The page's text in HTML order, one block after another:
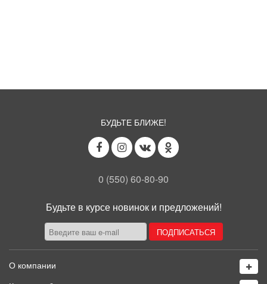
БУДЬТЕ БЛИЖЕ!
0 (550) 60-80-90
Будьте в курсе новинок и предложений!
О компании